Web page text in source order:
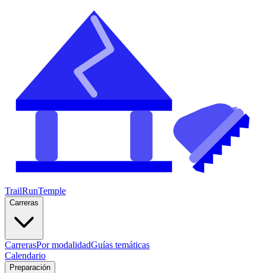
TrailRunTemple
Carreras
CarrerasPor modalidadGuías temáticas
Calendario
Preparación